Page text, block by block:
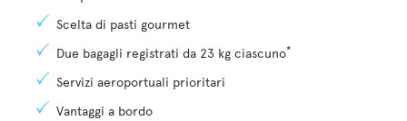
Scelta di pasti gourmet
Due bagagli registrati da 23 kg ciascuno*
Servizi aeroportuali prioritari
Vantaggi a bordo